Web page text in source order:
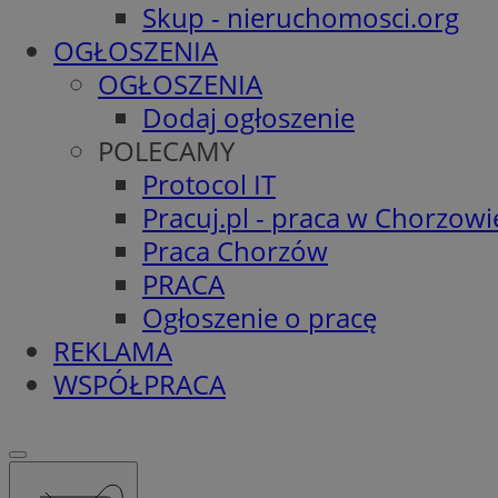
Skup - nieruchomosci.org
OGŁOSZENIA
OGŁOSZENIA
Dodaj ogłoszenie
POLECAMY
Protocol IT
Pracuj.pl - praca w
Praca Chorzów
PRACA
Ogłoszenie o pracę
REKLAMA
WSPÓŁPRACA